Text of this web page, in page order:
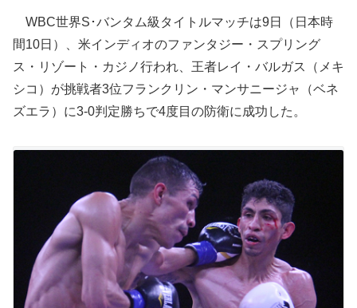
WBC世界S･バンタム級タイトルマッチは9日（日本時
間10日）、米インディオのファンタジー・スプリング
ス・リゾート・カジノ行われ、王者レイ・バルガス（メキ
シコ）が挑戦者3位フランクリン・マンサニージャ（ベネ
ズエラ）に3-0判定勝ちで4度目の防衛に成功した。